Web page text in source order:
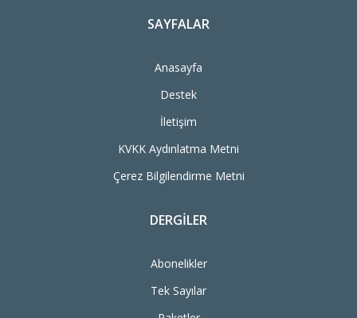
SAYFALAR
Anasayfa
Destek
İletişim
KVKK Aydınlatma Metni
Çerez Bilgilendirme Metni
DERGILER
Abonelikler
Tek Sayılar